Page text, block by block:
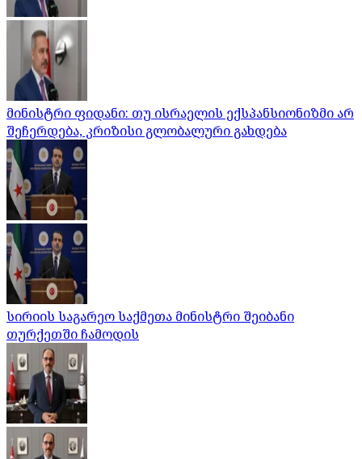
მინისტრი ფიდანი: თუ ისრაელის ექსპანსიონიზმი არ
შეჩერდება, კრიზისი გლობალური გახდება
სირიის საგარეო საქმეთა მინისტრი შეიბანი
თურქეთში ჩამოდის